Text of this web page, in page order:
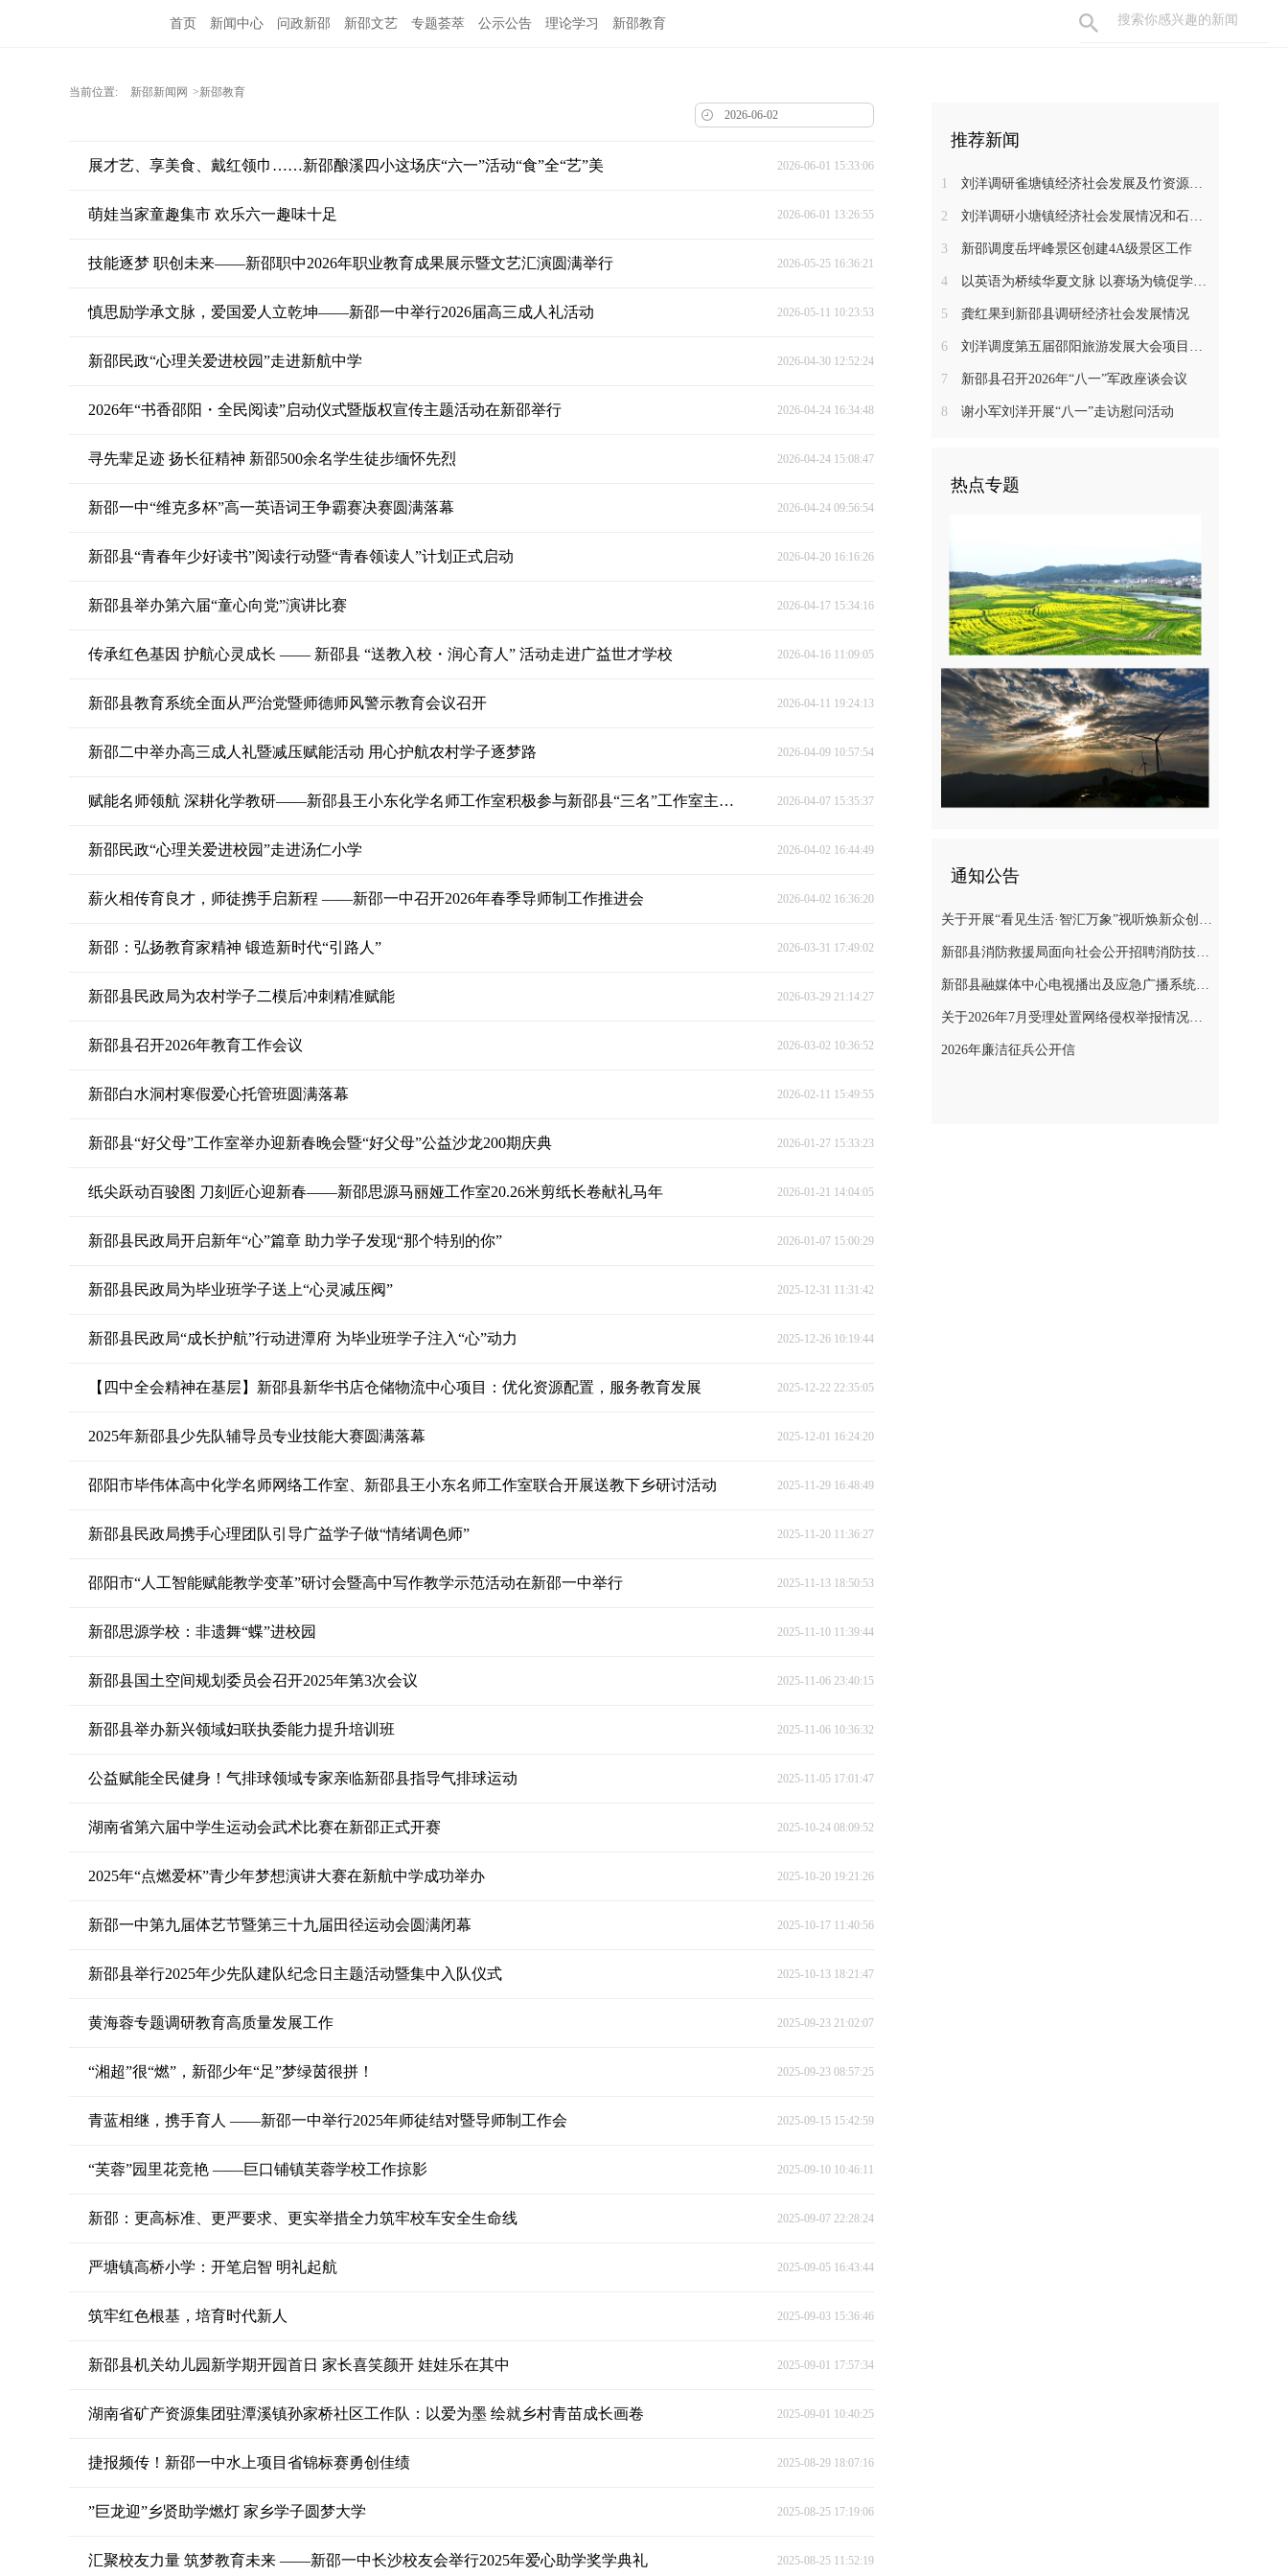
首页 新闻中心 问政新邵 新邵文艺 专题荟萃 公示公告 理论学习 新邵教育
当前位置: 新邵新闻网 >新邵教育
展才艺、享美食、戴红领巾……新邵酿溪四小这场庆“六一”活动“食”全“艺”美 2026-06-01 15:33:06
萌娃当家童趣集市 欢乐六一趣味十足 2026-06-01 13:26:55
技能逐梦 职创未来——新邵职中2026年职业教育成果展示暨文艺汇演圆满举行 2026-05-25 16:36:21
慎思励学承文脉，爱国爱人立乾坤——新邵一中举行2026届高三成人礼活动 2026-05-11 10:23:53
新邵民政“心理关爱进校园”走进新航中学 2026-04-30 12:52:24
2026年“书香邵阳・全民阅读”启动仪式暨版权宣传主题活动在新邵举行 2026-04-24 16:34:48
寻先辈足迹 扬长征精神 新邵500余名学生徒步缅怀先烈 2026-04-24 15:08:47
新邵一中“维克多杯”高一英语词王争霸赛决赛圆满落幕 2026-04-24 09:56:54
新邵县“青春年少好读书”阅读行动暨“青春领读人”计划正式启动 2026-04-20 16:16:26
新邵县举办第六届“童心向党”演讲比赛 2026-04-17 15:34:16
传承红色基因 护航心灵成长 —— 新邵县 “送教入校・润心育人” 活动走进广益世才学校 2026-04-16 11:09:05
新邵县教育系统全面从严治党暨师德师风警示教育会议召开 2026-04-11 19:24:13
新邵二中举办高三成人礼暨减压赋能活动 用心护航农村学子逐梦路 2026-04-09 10:57:54
赋能名师领航 深耕化学教研——新邵县王小东化学名师工作室积极参与新邵县“三名”工作室主持人素养提升培训 2026-04-07 15:35:37
新邵民政“心理关爱进校园”走进汤仁小学 2026-04-02 16:44:49
薪火相传育良才，师徒携手启新程 ——新邵一中召开2026年春季导师制工作推进会 2026-04-02 16:36:20
新邵：弘扬教育家精神 锻造新时代“引路人” 2026-03-31 17:49:02
新邵县民政局为农村学子二模后冲刺精准赋能 2026-03-29 21:14:27
新邵县召开2026年教育工作会议 2026-03-02 10:36:52
新邵白水洞村寒假爱心托管班圆满落幕 2026-02-11 15:49:55
新邵县“好父母”工作室举办迎新春晚会暨“好父母”公益沙龙200期庆典 2026-01-27 15:33:23
纸尖跃动百骏图 刀刻匠心迎新春——新邵思源马丽娅工作室20.26米剪纸长卷献礼马年 2026-01-21 14:04:05
新邵县民政局开启新年“心”篇章 助力学子发现“那个特别的你” 2026-01-07 15:00:29
新邵县民政局为毕业班学子送上“心灵减压阀” 2025-12-31 11:31:42
新邵县民政局“成长护航”行动进潭府 为毕业班学子注入“心”动力 2025-12-26 10:19:44
【四中全会精神在基层】新邵县新华书店仓储物流中心项目：优化资源配置，服务教育发展 2025-12-22 22:35:05
2025年新邵县少先队辅导员专业技能大赛圆满落幕 2025-12-01 16:24:20
邵阳市毕伟体高中化学名师网络工作室、新邵县王小东名师工作室联合开展送教下乡研讨活动 2025-11-29 16:48:49
新邵县民政局携手心理团队引导广益学子做“情绪调色师” 2025-11-20 11:36:27
邵阳市“人工智能赋能教学变革”研讨会暨高中写作教学示范活动在新邵一中举行 2025-11-13 18:50:53
新邵思源学校：非遗舞“蝶”进校园 2025-11-10 11:39:44
新邵县国土空间规划委员会召开2025年第3次会议 2025-11-06 23:40:15
新邵县举办新兴领域妇联执委能力提升培训班 2025-11-06 10:36:32
公益赋能全民健身！气排球领域专家亲临新邵县指导气排球运动 2025-11-05 17:01:47
湖南省第六届中学生运动会武术比赛在新邵正式开赛 2025-10-24 08:09:52
2025年“点燃爱杯”青少年梦想演讲大赛在新航中学成功举办 2025-10-20 19:21:26
新邵一中第九届体艺节暨第三十九届田径运动会圆满闭幕 2025-10-17 11:40:56
新邵县举行2025年少先队建队纪念日主题活动暨集中入队仪式 2025-10-13 18:21:47
黄海蓉专题调研教育高质量发展工作 2025-09-23 21:02:07
“湘超”很“燃”，新邵少年“足”梦绿茵很拼！ 2025-09-23 08:57:25
青蓝相继，携手育人 ——新邵一中举行2025年师徒结对暨导师制工作会 2025-09-15 15:42:59
“芙蓉”园里花竞艳 ——巨口铺镇芙蓉学校工作掠影 2025-09-10 10:46:11
新邵：更高标准、更严要求、更实举措全力筑牢校车安全生命线 2025-09-07 22:28:24
严塘镇高桥小学：开笔启智 明礼起航 2025-09-05 16:43:44
筑牢红色根基，培育时代新人 2025-09-03 15:36:46
新邵县机关幼儿园新学期开园首日 家长喜笑颜开 娃娃乐在其中 2025-09-01 17:57:34
湖南省矿产资源集团驻潭溪镇孙家桥社区工作队：以爱为墨 绘就乡村青苗成长画卷 2025-09-01 10:40:25
捷报频传！新邵一中水上项目省锦标赛勇创佳绩 2025-08-29 18:07:16
”巨龙迎”乡贤助学燃灯 家乡学子圆梦大学 2025-08-25 17:19:06
汇聚校友力量 筑梦教育未来 ——新邵一中长沙校友会举行2025年爱心助学奖学典礼 2025-08-25 11:52:19
推荐新闻
1 刘洋调研雀塘镇经济社会发展及竹资源综合循环利用项目推进工作
2 刘洋调研小塘镇经济社会发展情况和石马江流域农文旅项目
3 新邵调度岳坪峰景区创建4A级景区工作
4 以英语为桥续华夏文脉 以赛场为镜促学子成长——新邵一中学子在省级 “用英语讲中国故事”大赛中斩获佳绩
5 龚红果到新邵县调研经济社会发展情况
6 刘洋调度第五届邵阳旅游发展大会项目建设工作
7 新邵县召开2026年“八一”军政座谈会议
8 谢小军刘洋开展“八一”走访慰问活动
热点专题
通知公告
关于开展“看见生活·智汇万象”视听焕新众创计划暨“AI遇见非遗”年度主题创作实践活动的通知
新邵县消防救援局面向社会公开招聘消防技术服务队人员的公告
新邵县融媒体中心电视播出及应急广播系统二级等保测评项目询价采购公告
关于2026年7月受理处置网络侵权举报情况的公示
2026年廉洁征兵公开信